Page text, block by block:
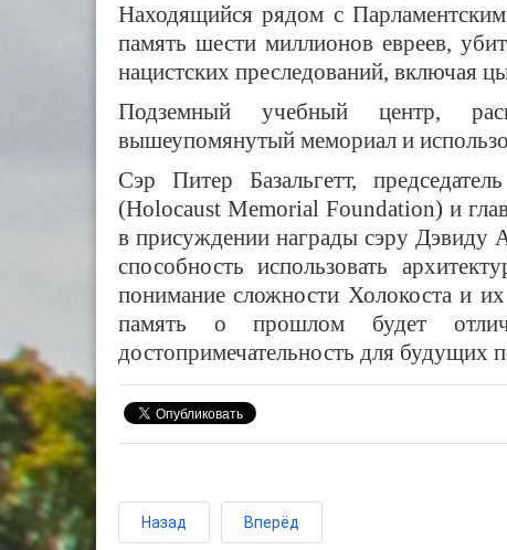
Находящийся рядом с
память шести миллионов евреев,
нацистских преследований, включая
Подземный учебный центр,
вышеупомянутый мемориал и
Сэр Питер Базальгетт,
(Holocaust Memorial Foundation) и
в присуждении награды сэру
способность использовать
понимание сложности Холокоста и
память о прошлом будет
достопримечательность для будущих
Назад Вперёд